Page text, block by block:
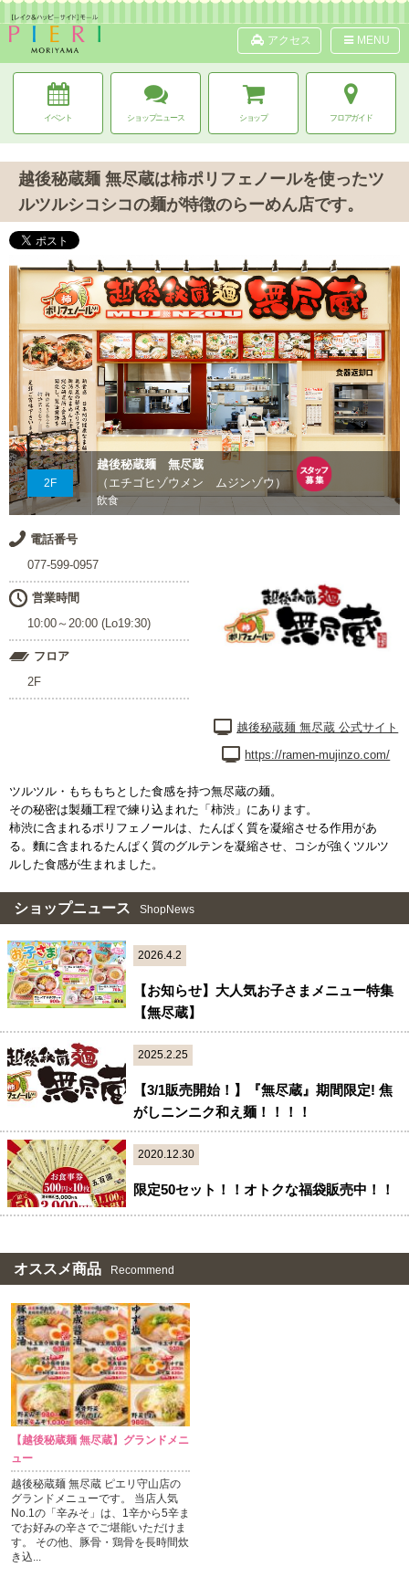
アクセス MENU
イベント ショップニュース ショップ フロアガイド
越後秘蔵麺 無尽蔵は柿ポリフェノールを使ったツ
ルツルシコシコの麺が特徴のらーめん店です。
2F
越後秘蔵麺 無尽蔵
（エチゴヒゾウメン ムジンゾウ）
飲食
越後秘蔵麺 無尽蔵 公式サイト
https://ramen-mujinzo.com/
電話番号
077-599-0957
営業時間
10:00～20:00 (Lo19:30)
フロア
2F
ツルツル・もちもちとした食感を持つ無尽蔵の麺。
その秘密は製麺工程で練り込まれた「柿渋」にあります。
柿渋に含まれるポリフェノールは、たんぱく質を凝縮させる作用があ
る。麵に含まれるたんぱく質のグルテンを凝縮させ、コシが強くツルツ
ルした食感が生まれました。
ショップニュース ShopNews
2026.4.2
【お知らせ】大人気お子さまメニュー特集
【無尽蔵】
2025.2.25
【3/1販売開始！】『無尽蔵』期間限定! 焦
がしニンニク和え麺！！！！
2020.12.30
限定50セット！！オトクな福袋販売中！！
オススメ商品 Recommend
【越後秘蔵麺 無尽蔵】グランドメニ
ュー
越後秘蔵麺 無尽蔵 ピエリ守山店の
グランドメニューです。 当店人気
No.1の「辛みそ」は、1辛から5辛ま
でお好みの辛さでご堪能いただけま
す。 その他、豚骨・鶏骨を長時間炊
き込...